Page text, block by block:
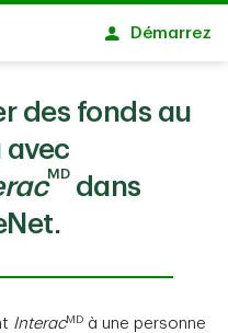
Démarrez
des fonds au
avec
MD dans
InteracMDà une personne